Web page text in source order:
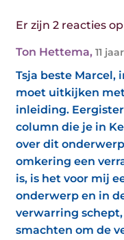
Er zijn 2 reacties
Ton Hettema, 11
Tsja beste Marcel,
moet uitkijken
inleiding.
column die je in
over dit
omkering een
is, is het voor mij
onderwerp en in
verwarring
smachten om de